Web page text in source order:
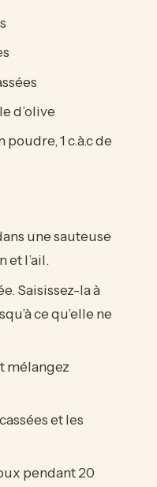
d’olive
poudre, 1 c.à.c de
une sauteuse
et l’ail.
Saisissez-la à
ce qu’elle ne
mélangez
et les
pendant 20